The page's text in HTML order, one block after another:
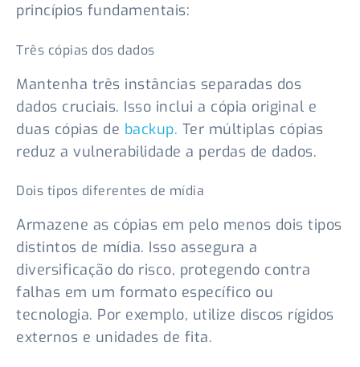
princípios fundamentais:
Três cópias dos dados
Mantenha três instâncias separadas dos
dados cruciais. Isso inclui a cópia original e
duas cópias de backup. Ter múltiplas cópias
reduz a vulnerabilidade a perdas de dados.
Dois tipos diferentes de mídia
Armazene as cópias em pelo menos dois tipos
distintos de mídia. Isso assegura a
diversificação do risco, protegendo contra
falhas em um formato específico ou
tecnologia. Por exemplo, utilize discos rígidos
externos e unidades de fita.